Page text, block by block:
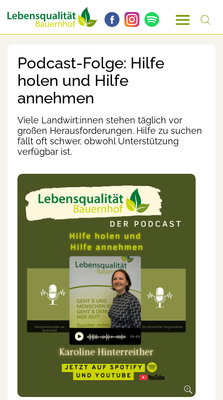
Podcast-Folge: Hilfe
holen und Hilfe
annehmen
Viele Landwirt:innen stehen täglich vor
großen Herausforderungen. Hilfe zu suchen
fällt oft schwer, obwohl Unterstützung
verfügbar ist.